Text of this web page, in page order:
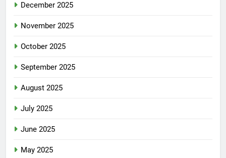
December 2025
November 2025
October 2025
September 2025
August 2025
July 2025
June 2025
May 2025